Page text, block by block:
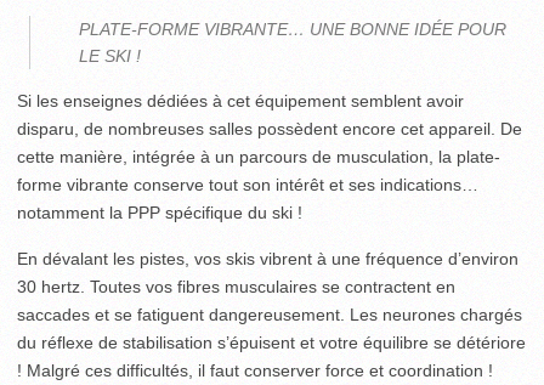
PLATE-FORME VIBRANTE… UNE BONNE IDÉE POUR
LE SKI !
Si les enseignes dédiées à cet équipement semblent avoir
disparu, de nombreuses salles possèdent encore cet appareil. De
cette manière, intégrée à un parcours de musculation, la plate-
forme vibrante conserve tout son intérêt et ses indications…
notamment la PPP spécifique du ski !
En dévalant les pistes, vos skis vibrent à une fréquence d’environ
30 hertz. Toutes vos fibres musculaires se contractent en
saccades et se fatiguent dangereusement. Les neurones chargés
du réflexe de stabilisation s’épuisent et votre équilibre se détériore
! Malgré ces difficultés, il faut conserver force et coordination !